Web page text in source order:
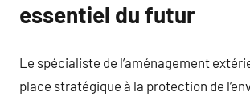
essentiel du futur
Le spécialiste de l’aménagement
place stratégique à la protection de